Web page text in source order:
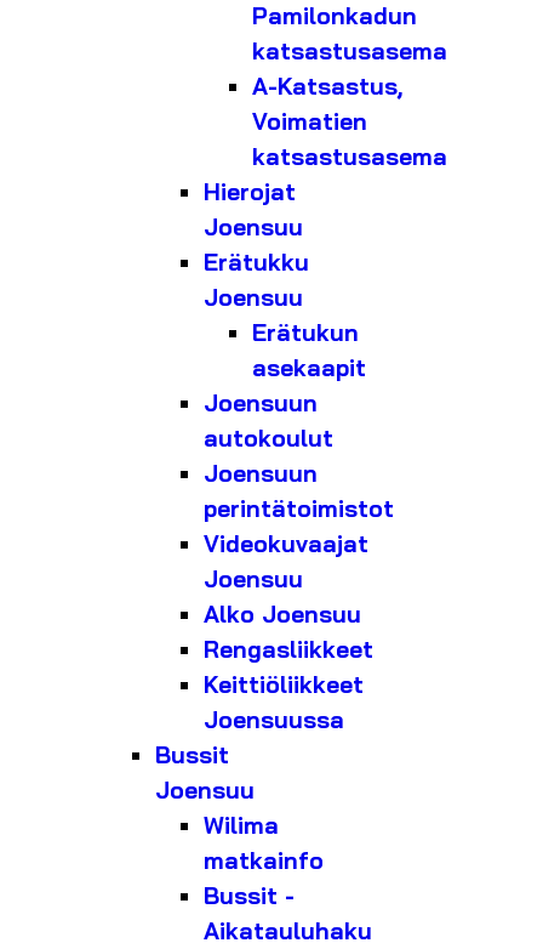
Pamilonkadun
katsastusasema
A-Katsastus,
Voimatien
katsastusasema
Hierojat
Joensuu
Erätukku
Joensuu
Erätukun
asekaapit
Joensuun
autokoulut
Joensuun
perintätoimistot
Videokuvaajat
Joensuu
Alko Joensuu
Rengasliikkeet
Keittiöliikkeet
Joensuussa
Bussit
Joensuu
Wilima
matkainfo
Bussit -
Aikatauluhaku